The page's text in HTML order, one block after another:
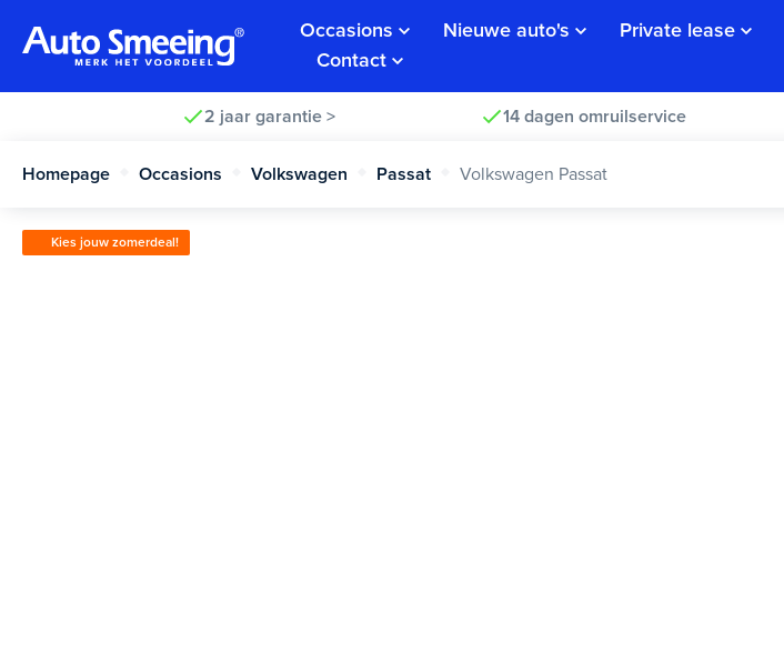
Occasions Nieuwe auto's Private lease
Contact
2 jaar garantie > 14 dagen omruilservice
Homepage Occasions Volkswagen Passat Volkswagen Passat
Kies jouw zomerdeal!